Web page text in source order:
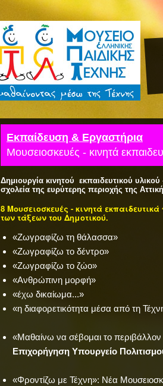
Εκπαίδευση & Εργαστήρια
Μουσειοσκευές - κινητά
Δημιουργία κινητού εκπαιδευτικού
σχολεία της ευρύτερης περιοχής της
8 Μουσειοσκευές - κινητά
των τάξεων του Δημοτικού.
«Ζωγραφίζω τη θάλασσα»
«Ζωγραφίζω το δέντρο»
«Ζωγραφίζω το ζώο»
«Ανθρώπινη μορφή»
«έχω δικαίωμα...»
«η διαφορετικότητα μέσα από τη
«Μαθαίνω να σέβομαι το
Επιχορήγηση Υπουργείο
«Φροντίζω με Τέχνη»: Νέα